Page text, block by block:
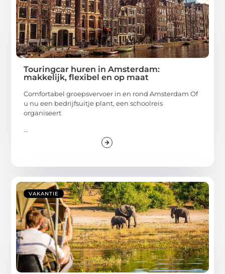
Touringcar huren in Amsterdam:
makkelijk, flexibel en op maat
Comfortabel groepsvervoer in en rond Amsterdam Of
u nu een bedrijfsuitje plant, een schoolreis
organiseert
...
VAKANTIE